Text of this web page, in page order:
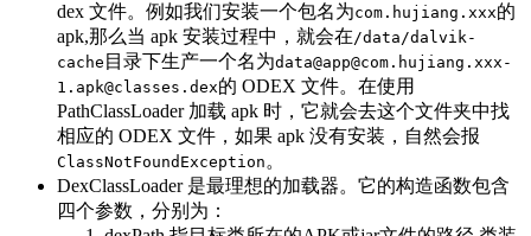
dex 文件。例如我们安装一个包名为com.hujiang.xxx的
apk,那么当 apk 安装过程中，就会在/data/dalvik-
cache 目录下生产一个名为data@app@com.hujiang.xxx-
1.apk@classes.dex的 ODEX 文件。在使用
PathClassLoader 加载 apk 时，它就会去这个文件夹中找
相应的 ODEX 文件，如果 apk 没有安装，自然会报
ClassNotFoundException 。
DexClassLoader 是最理想的加载器。它的构造函数包含
四个参数，分别为：